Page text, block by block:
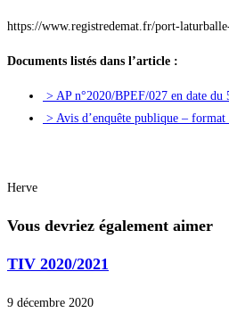
https://www.registredemat.fr/port-
Documents listés dans l’article :
> AP n°2020/BPEF/027 en date
> Avis d’enquête publique –
Herve
Vous devriez également aimer
TIV 2020/2021
9 décembre 2020